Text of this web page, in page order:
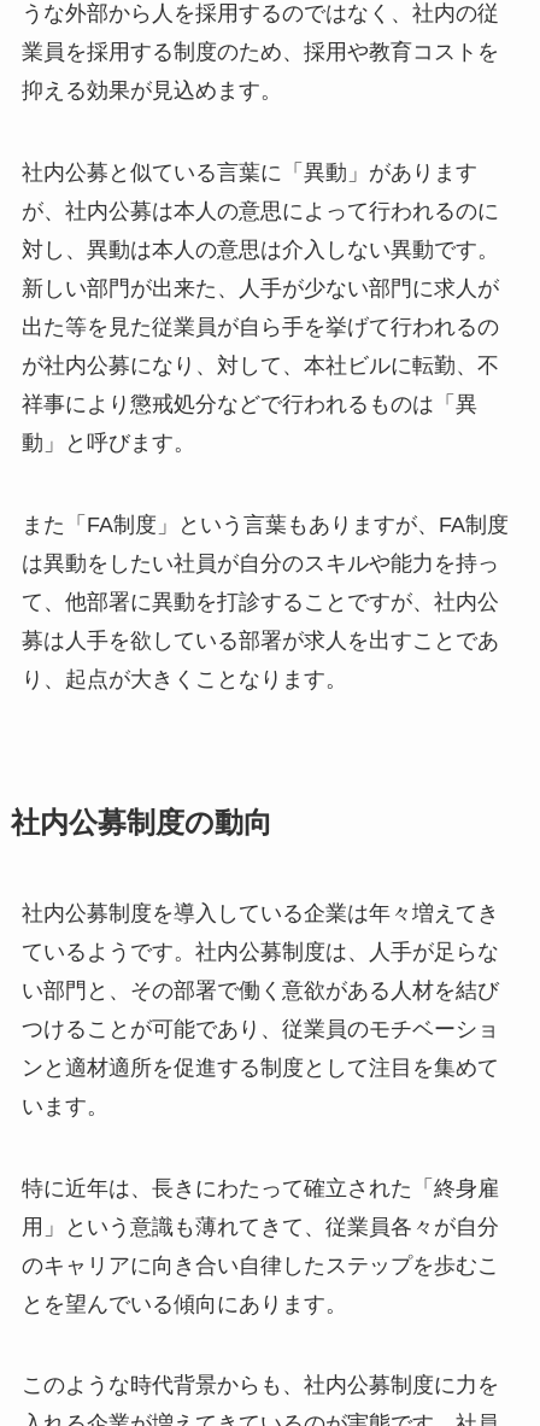
うな外部から人を採用するのではなく、社内の従
業員を採用する制度のため、採用や教育コストを
抑える効果が見込めます。
社内公募と似ている言葉に「異動」があります
が、社内公募は本人の意思によって行われるのに
対し、異動は本人の意思は介入しない異動です。
新しい部門が出来た、人手が少ない部門に求人が
出た等を見た従業員が自ら手を挙げて行われるの
が社内公募になり、対して、本社ビルに転勤、不
祥事により懲戒処分などで行われるものは「異
動」と呼びます。
また「FA制度」という言葉もありますが、FA制度
は異動をしたい社員が自分のスキルや能力を持っ
て、他部署に異動を打診することですが、社内公
募は人手を欲している部署が求人を出すことであ
り、起点が大きくことなります。
社内公募制度の動向
社内公募制度を導入している企業は年々増えてき
ているようです。社内公募制度は、人手が足らな
い部門と、その部署で働く意欲がある人材を結び
つけることが可能であり、従業員のモチベーショ
ンと適材適所を促進する制度として注目を集めて
います。
特に近年は、長きにわたって確立された「終身雇
用」という意識も薄れてきて、従業員各々が自分
のキャリアに向き合い自律したステップを歩むこ
とを望んでいる傾向にあります。
このような時代背景からも、社内公募制度に力を